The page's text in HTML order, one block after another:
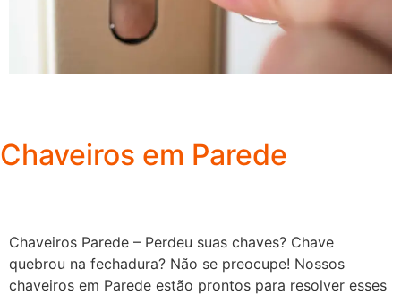
Chaveiros em Parede
Chaveiros Parede – Perdeu suas chaves? Chave
quebrou na fechadura? Não se preocupe! Nossos
chaveiros em Parede estão prontos para resolver esses